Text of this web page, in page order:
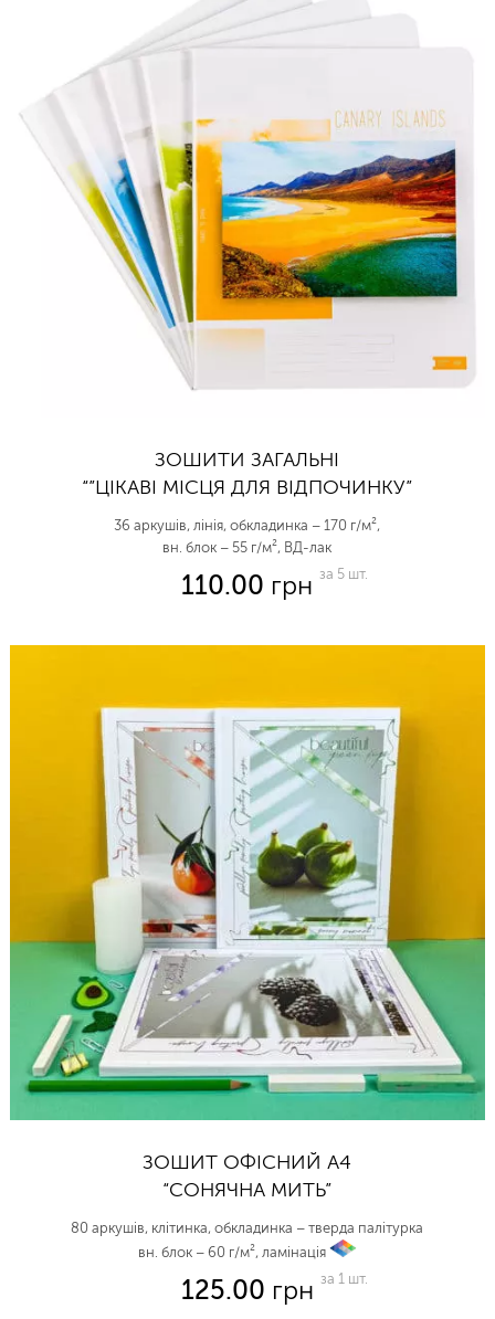
ЗОШИТИ ЗАГАЛЬНІ
“”ЦІКАВІ МІСЦЯ ДЛЯ ВІДПОЧИНКУ”
36 аркушів, лінія, обкладинка – 170 г/м²,
вн. блок – 55 г/м², ВД-лак
110.00 грн за 5 шт.
ЗОШИТ ОФІСНИЙ А4
“СОНЯЧНА МИТЬ”
80 аркушів, клітинка, обкладинка – тверда палітурка
вн. блок – 60 г/м², ламінація
125.00 грн за 1 шт.